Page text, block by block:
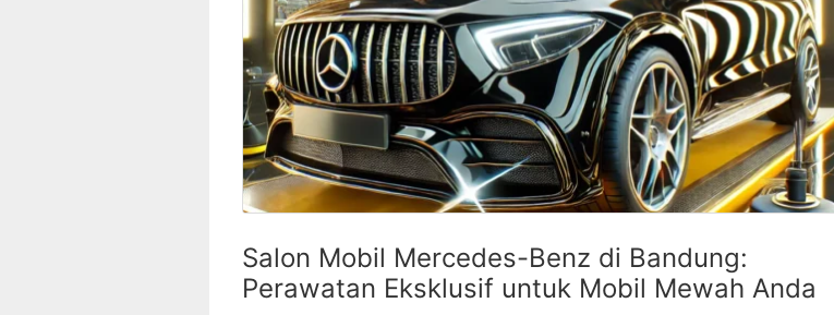
Salon Mobil Mercedes-Benz di Bandung:
Perawatan Eksklusif untuk Mobil Mewah Anda